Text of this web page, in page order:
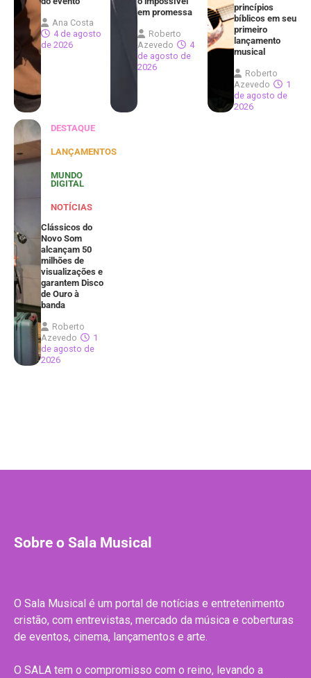
Ana Costa
4 de agosto
de 2026
em promessa
Roberto
Azevedo
4
de agosto de
2026
princípios
bíblicos em seu
primeiro
lançamento
musical
Roberto
Azevedo
1
de agosto de
2026
DESTAQUE
LANÇAMENTOS
MUNDO
DIGITAL
NOTÍCIAS
Clássicos do
Novo Som
alcançam 50
milhões de
visualizações e
garantem Disco
de Ouro à
banda
Roberto
Azevedo
1
de agosto de
2026
Sobre o Sala Musical
O Sala Musical é um portal de notícias e entretenimento
cristão, com entrevistas, mercado da música e coberturas
de eventos, cinema, lançamentos e arte.
O SALA tem o compromisso com o reino, levando a